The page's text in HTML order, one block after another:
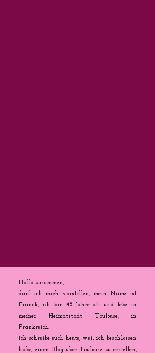
Hallo zusammen,
darf ich mich vorstellen, mein Name ist
Franck, ich bin 48 Jahre alt und lebe in
meiner Heimatstadt Toulouse, in
Frankreich.
Ich schreibe euch heute, weil ich beschlossen
habe, einen Blog über Toulouse zu erstellen,